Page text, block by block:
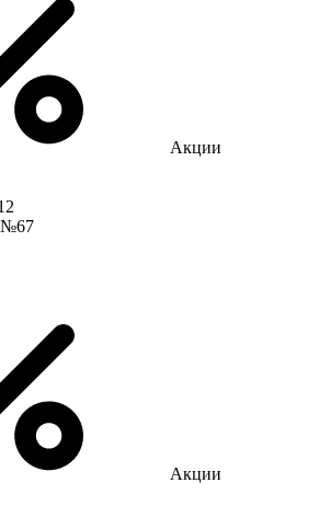
Акции
№67
Акции